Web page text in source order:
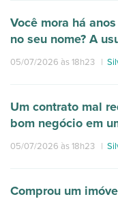
Você mora há
no seu nome? A
05/07/2026 às 18h23 |
Um contrato mal
bom negócio em
05/07/2026 às 18h23 |
Comprou um